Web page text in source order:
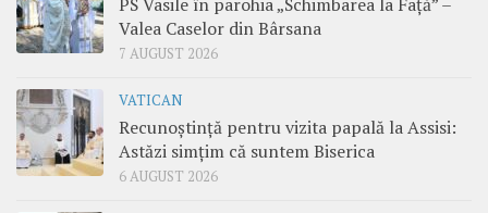
Valea Caselor din Bârsana
7 AUGUST 2026
VATICAN
Recunoștință pentru vizita papală la Assisi:
Astăzi simțim că suntem Biserica
6 AUGUST 2026